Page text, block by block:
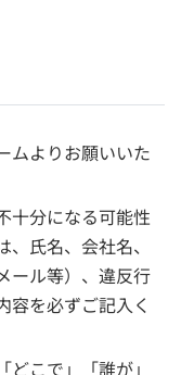
ムよりお願いいた
十分になる可能性
氏名、会社名、
ール等）、違反行
容を必ずご記入く
こで」「誰が」